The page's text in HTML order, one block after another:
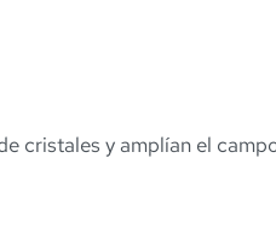
cristales y amplían el